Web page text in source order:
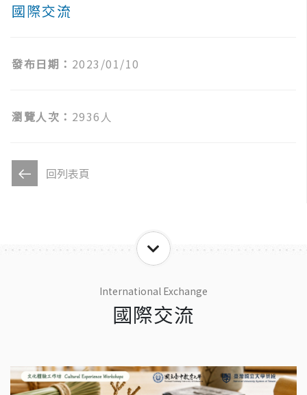
國際交流
發布日期： 2023/01/10
瀏覽人次： 2936人
回列表頁
International Exchange
國際交流